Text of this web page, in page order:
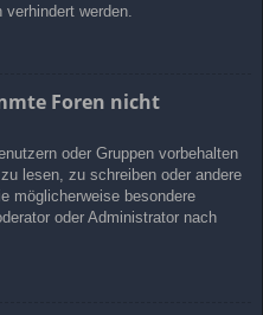
werden.
Foren nicht
oder Gruppen vorbehalten
lesen, zu schreiben oder andere
möglicherweise besondere
oder Administrator nach